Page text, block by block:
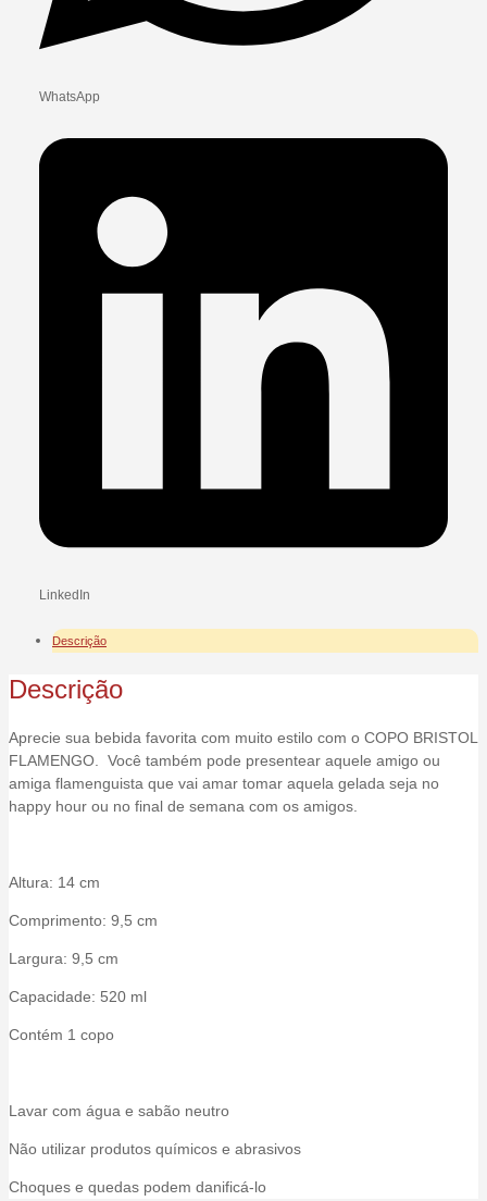
WhatsApp
LinkedIn
Descrição
Descrição
Aprecie sua bebida favorita com muito estilo com o COPO BRISTOL
FLAMENGO. Você também pode presentear aquele amigo ou
amiga flamenguista que vai amar tomar aquela gelada seja no
happy hour ou no final de semana com os amigos.
Altura: 14 cm
Comprimento: 9,5 cm
Largura: 9,5 cm
Capacidade: 520 ml
Contém 1 copo
Lavar com água e sabão neutro
Não utilizar produtos químicos e abrasivos
Choques e quedas podem danificá-lo